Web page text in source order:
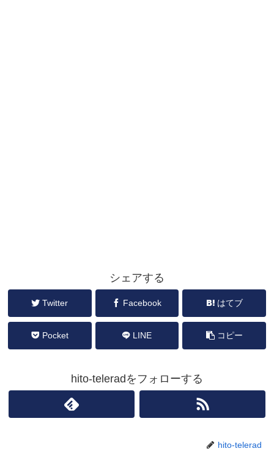
シェアする
Twitter Facebook はてブ
Pocket LINE コピー
hito-teleradをフォローする
hito-telerad